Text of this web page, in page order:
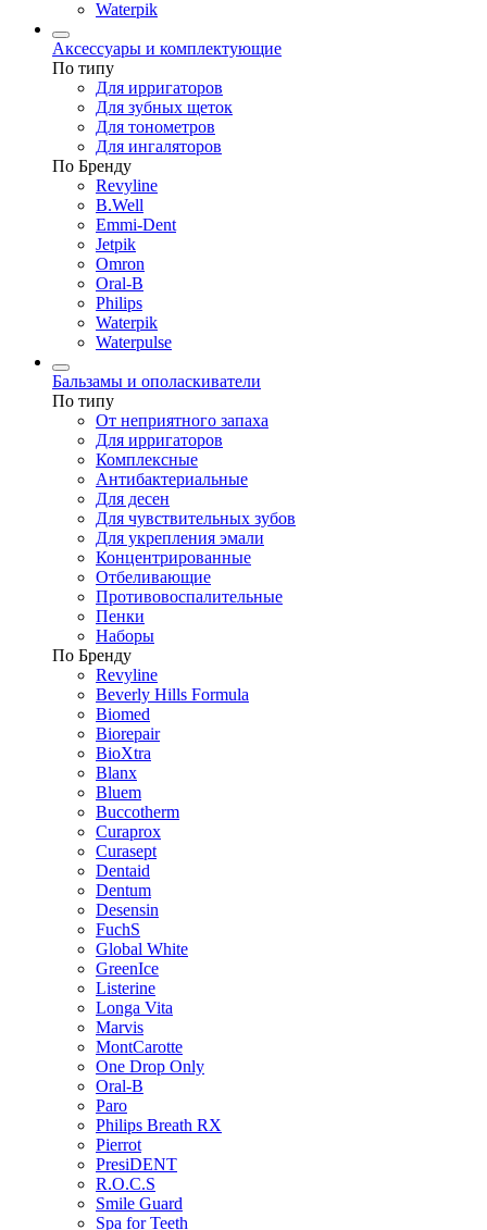
Waterpik
Аксессуары и комплектующие
По типу
Для ирригаторов
Для зубных щеток
Для тонометров
Для ингаляторов
По Бренду
Revyline
B.Well
Emmi-Dent
Jetpik
Omron
Oral-B
Philips
Waterpik
Waterpulse
Бальзамы и ополаскиватели
По типу
От неприятного запаха
Для ирригаторов
Комплексные
Антибактериальные
Для десен
Для чувствительных зубов
Для укрепления эмали
Концентрированные
Отбеливающие
Противовоспалительные
Пенки
Наборы
По Бренду
Revyline
Beverly Hills Formula
Biomed
Biorepair
BioXtra
Blanx
Bluem
Buccotherm
Curaprox
Curasept
Dentaid
Dentum
Desensin
FuchS
Global White
GreenIce
Listerine
Longa Vita
Marvis
MontCarotte
One Drop Only
Oral-B
Paro
Philips Breath RX
Pierrot
PresiDENT
R.O.C.S
Smile Guard
Spa for Teeth